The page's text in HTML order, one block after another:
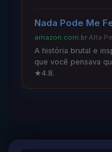
Nada Pode Me
amazon.com.br·Alta
A história brutal e
que você pensava
★4.8.